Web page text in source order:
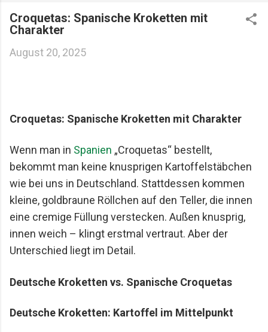
begann schon früher. Am Karlsruher Hauptbahnhof.
Mit drei Männern, die Essen ernst nehmen, aber sich
seit Jahren dieselbe Schwäche: gute Restaurants,
Freundschaft, Essen und besondere Abende Wir
Restaurantbesuche etwas Besonderes bleiben.
Keine beliebigen Reservierungen ...
Croquetas: Spanische Kroketten mit
Charakter
August 20, 2025
Croquetas: Spanische Kroketten mit Charakter
Wenn man in Spanien „Croquetas“ bestellt,
bekommt man keine knusprigen Kartoffelstäbchen
wie bei uns in Deutschland. Stattdessen kommen
kleine, goldbraune Röllchen auf den Teller, die innen
eine cremige Füllung verstecken. Außen knusprig,
innen weich – klingt erstmal vertraut. Aber der
Unterschied liegt im Detail.
Deutsche Kroketten vs. Spanische Croquetas
Deutsche Kroketten: Kartoffel im Mittelpunkt